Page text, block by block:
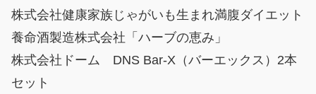
株式会社健康家族じゃがいも生まれ満腹ダイエット
養命酒製造株式会社「ハーブの恵み」
株式会社ドーム DNS Bar-X（バーエックス）2本
セット